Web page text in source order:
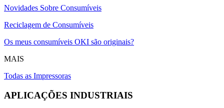
Novidades Sobre Consumíveis
Reciclagem de Consumíveis
Os meus consumíveis OKI são originais?
MAIS
Todas as Impressoras
APLICAÇÕES INDUSTRIAIS